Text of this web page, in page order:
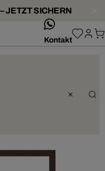
JETZT SICHERN
Kontakt